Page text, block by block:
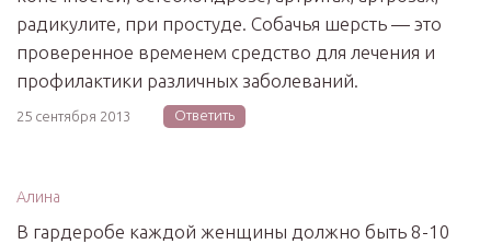
радикулите, при простуде. Собачья шерсть — это
проверенное временем средство для лечения и
профилактики различных заболеваний.
25 сентября 2013 Ответить
Алина
В гардеробе каждой женщины должно быть 8-10